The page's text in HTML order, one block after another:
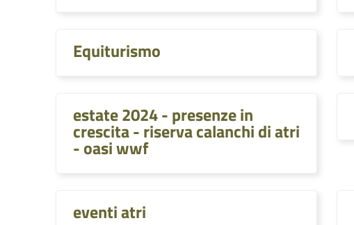
Equiturismo
estate 2024 - presenze in
crescita - riserva calanchi di atri
- oasi wwf
eventi atri